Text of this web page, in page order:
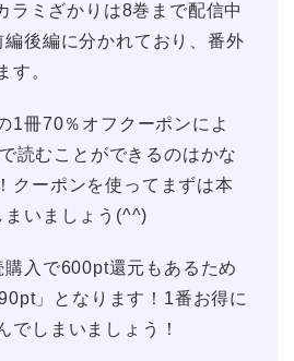
ラミざかりは8巻まで配信中
後編に分かれており、番外
す。
1冊70％オフクーポンによ
読むことができるのはかな
クーポンを使ってまずは本
いましょう(^^)
購入で600pt還元もあるため
」となります！1番お得に
でしまいましょう！